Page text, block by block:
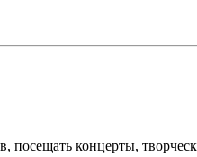
концерты,